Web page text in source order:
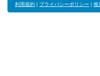
利用規約 | プライバシーポリシー | 推